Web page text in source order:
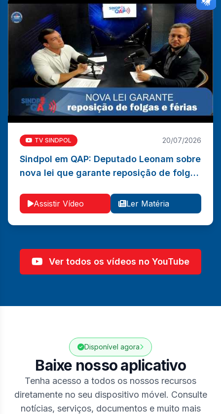
Sindpol em QAP: Deputado Leonam sobre nova lei que
garante reposição de folgas e férias para PCs
TV SINDPOL 20/07/2026
Sindpol em QAP: Deputado Leonam sobre
nova lei que garante reposição de folgas
Assistir Vídeo Ler Matéria
Ver todos os vídeos no YouTube
Disponível agora
Baixe nosso aplicativo
Tenha acesso a todos os nossos recursos
diretamente no seu dispositivo móvel. Consulte
notícias, serviços, documentos e muito mais